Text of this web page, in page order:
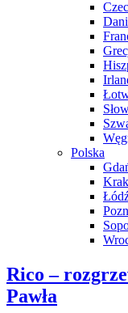
Polska
Rico –
Pawła